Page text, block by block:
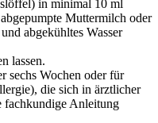
in minimal 10 ml
Muttermilch oder
abgekühltes Wasser
lassen.
sechs Wochen oder für
die sich in ärztlicher
fachkundige Anleitung